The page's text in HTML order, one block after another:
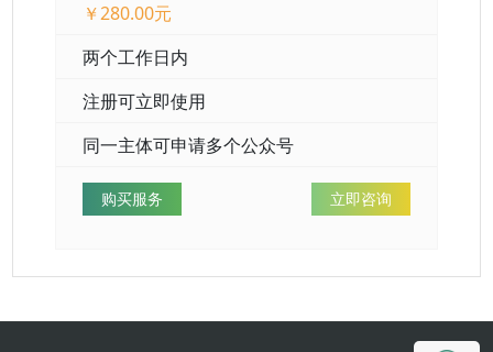
￥280.00元
两个工作日内
注册可立即使用
同一主体可申请多个公众号
购买服务 立即咨询